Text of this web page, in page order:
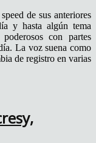
de sus anteriores
y hasta algún tema
con partes
La voz suena como
de registro en varias